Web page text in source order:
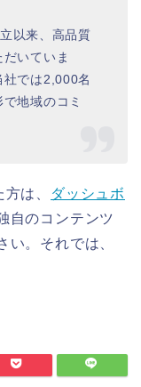
以来、高品質
いていま
では2,000名
地域のコミ
は、
ダッシュボ
自のコンテンツ
い。それでは、